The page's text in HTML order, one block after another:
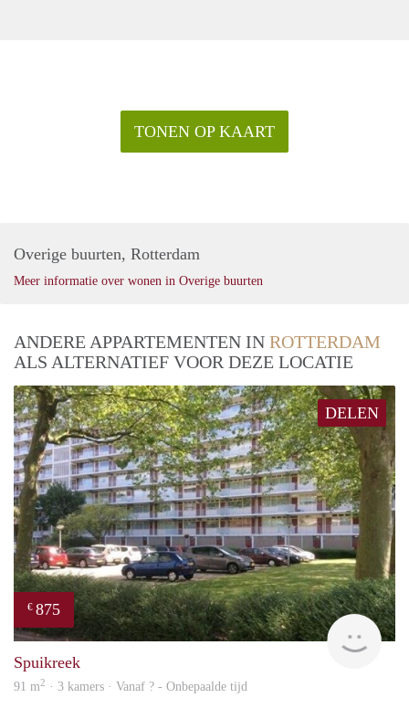
TONEN OP KAART
Overige buurten, Rotterdam
Meer informatie over wonen in Overige buurten
ANDERE APPARTEMENTEN IN ROTTERDAM
ALS ALTERNATIEF VOOR DEZE LOCATIE
DELEN
€ 875
rent
Spuikreek
91 m2 · 3 kamers · Vanaf ? - Onbepaalde tijd